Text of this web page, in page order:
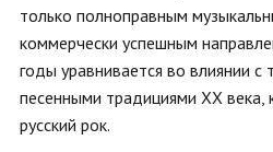
только полноправным
коммерчески успешным
годы уравнивается во влиянии
песенными традициями XX века,
русский рок.